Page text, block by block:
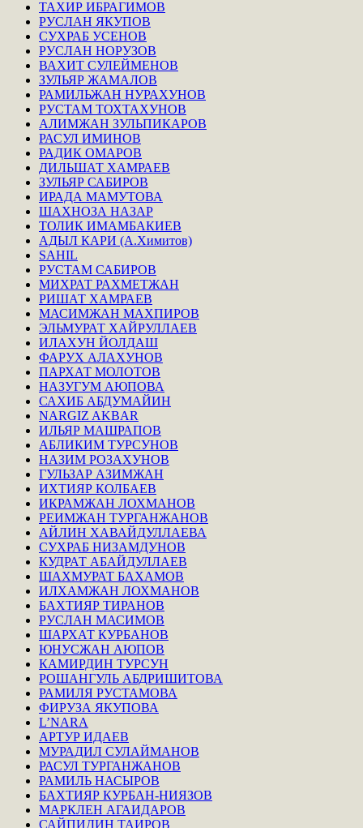
ТАХИР ИБРАГИМОВ
РУСЛАН ЯКУПОВ
СУХРАБ УСЕНОВ
РУСЛАН НОРУЗОВ
ВАХИТ СУЛЕЙМЕНОВ
ЗУЛЬЯР ЖАМАЛОВ
РАМИЛЬЖАН НУРАХУНОВ
РУСТАМ ТОХТАХУНОВ
АЛИМЖАН ЗУЛЬПИКАРОВ
РАСУЛ ИМИНОВ
РАДИК ОМАРОВ
ДИЛЬШАТ ХАМРАЕВ
ЗУЛЬЯР САБИРОВ
ИРАДА МАМУТОВА
ШАХНОЗА НАЗАР
ТОЛИК ИМАМБАКИЕВ
АДЫЛ КАРИ (А.Химитов)
SAHIL
РУСТАМ САБИРОВ
МИХРАТ РАХМЕТЖАН
РИШАТ ХАМРАЕВ
МАСИМЖАН МАХПИРОВ
ЭЛЬМУРАТ ХАЙРУЛЛАЕВ
ИЛАХУН ЙОЛДАШ
ФАРУХ АЛАХУНОВ
ПАРХАТ МОЛОТОВ
НАЗУГУМ АЮПОВА
САХИБ АБДУМАЙИН
NARGIZ AKBAR
ИЛЬЯР МАШРАПОВ
АБЛИКИМ ТУРСУНОВ
НАЗИМ РОЗАХУНОВ
ГУЛЬЗАР АЗИМЖАН
ИХТИЯР КОЛБАЕВ
ИКРАМЖАН ЛОХМАНОВ
РЕИМЖАН ТУРГАНЖАНОВ
АЙЛИН ХАВАЙДУЛЛАЕВА
СУХРАБ НИЗАМДУНОВ
КУДРАТ АБАЙДУЛЛАЕВ
ШАХМУРАТ БАХАМОВ
ИЛХАМЖАН ЛОХМАНОВ
БАХТИЯР ТИРАНОВ
РУСЛАН МАСИМОВ
ШАРХАТ КУРБАНОВ
ЮНУСЖАН АЮПОВ
КАМИРДИН ТУРСУН
РОШАНГУЛЬ АБДРИШИТОВА
РАМИЛЯ РУСТАМОВА
ФИРУЗА ЯКУПОВА
L’NARA
АРТУР ИДАЕВ
МУРАДИЛ СУЛАЙМАНОВ
РАСУЛ ТУРГАНЖАНОВ
РАМИЛЬ НАСЫРОВ
БАХТИЯР КУРБАН-НИЯЗОВ
МАРКЛЕН АГАИДАРОВ
САЙПИДИН ТАИРОВ